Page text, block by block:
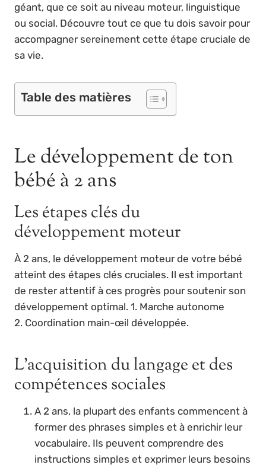
géant, que ce soit au niveau moteur, linguistique
ou social. Découvre tout ce que tu dois savoir pour
accompagner sereinement cette étape cruciale de
sa vie.
Table des matières
Le développement de ton
bébé à 2 ans
Les étapes clés du
développement moteur
À 2 ans, le développement moteur de votre bébé
atteint des étapes clés cruciales. Il est important
de rester attentif à ces progrès pour soutenir son
développement optimal. 1. Marche autonome
2. Coordination main-œil développée.
L’acquisition du langage et des
compétences sociales
A 2 ans, la plupart des enfants commencent à
former des phrases simples et à enrichir leur
vocabulaire. Ils peuvent comprendre des
instructions simples et exprimer leurs besoins